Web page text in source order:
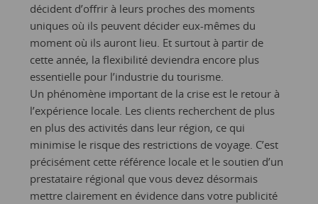
décident d’offrir à leurs proches des moments
uniques où ils peuvent décider eux-mêmes du
moment où ils auront lieu. Et surtout à partir de
cette année, la flexibilité deviendra encore plus
essentielle pour l’industrie du tourisme.
Un phénomène important de la crise est le retour à
l’expérience locale. Les clients recherchent de plus
en plus des activités dans leur région, ce qui
minimise le risque des restrictions de voyage. C’est
précisément cette référence locale et le soutien d’un
prestataire régional que vous devez désormais
mettre clairement en évidence dans votre publicité